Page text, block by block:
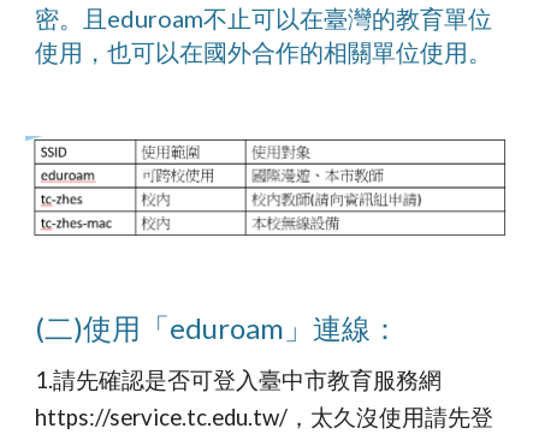
密。且eduroam不止可以在臺灣的教育單位
使用，也可以在國外合作的相關單位使用。
(二)使用「eduroam」連線：
1.請先確認是否可登入臺中市教育服務網
https://service.tc.edu.tw/，太久沒使用請先登